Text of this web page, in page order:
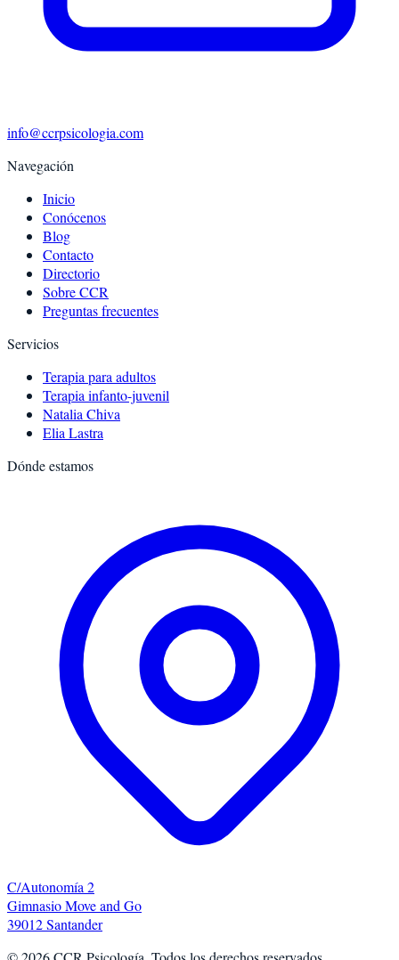
info@ccrpsicologia.com
Navegación
Inicio
Conócenos
Blog
Contacto
Directorio
Sobre CCR
Preguntas frecuentes
Servicios
Terapia para adultos
Terapia infanto-juvenil
Natalia Chiva
Elia Lastra
Dónde estamos
C/Autonomía 2
Gimnasio Move and Go
39012 Santander